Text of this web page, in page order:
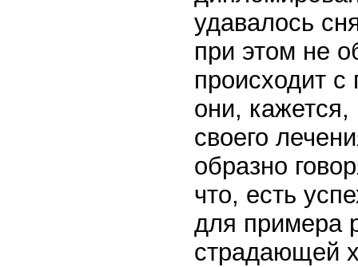
удавалось
при этом не
происходит
они, кажется,
своего
образно
что, есть
для примера
страдающей